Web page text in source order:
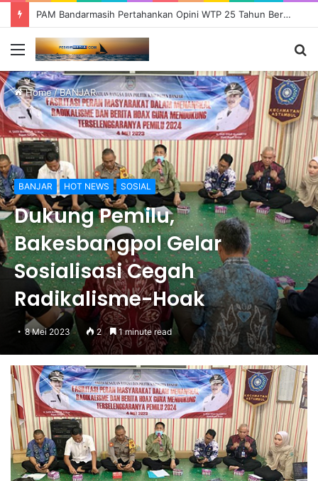
PAM Bandarmasih Pertahankan Opini WTP 25 Tahun Berturut-turut, Fokus Tingkatkan Pelayanan dan Transparansi
Menu
Home/BANJAR
BANJAR HOT NEWS SOSIAL
Dukung Pemilu,
Bakesbangpol Gelar
Sosialisasi Cegah
Radikalisme-Hoak
8 Mei 2023 2 1 minute read